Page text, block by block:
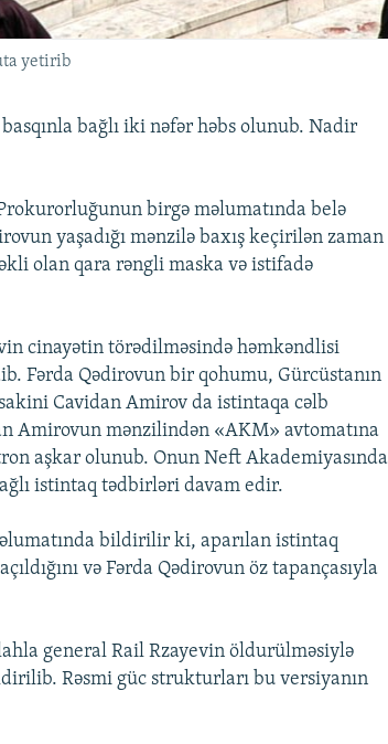
yetirib
bağlı iki nəfər həbs olunub. Nadir
birgə məlumatında belə
yaşadığı mənzilə baxış keçirilən zaman
olan qara rəngli maska və istifadə
cinayətin törədilməsində həmkəndlisi
Fərda Qədirovun bir qohumu, Gürcüstanın
Cavidan Amirov da istintaqa cəlb
Amirovun mənzilindən «AKM» avtomatına
aşkar olunub. Onun Neft Akademiyasında
istintaq tədbirləri davam edir.
bildirilir ki, aparılan istintaq
və Fərda Qədirovun öz tapançasıyla
general Rail Rzayevin öldurülməsiylə
Rəsmi güc strukturları bu versiyanın